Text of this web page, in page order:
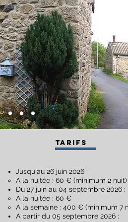
Tarifs
Jusqu'au 26 juin 2026 :
A la nuitée : 60 € (minimum 2 nuit)​
Du 27 juin au 04 septembre 2026 :
A la nuitée : 60 €
A la semaine : 400 € (minimum 7
A partir du 05 septembre 2026 :